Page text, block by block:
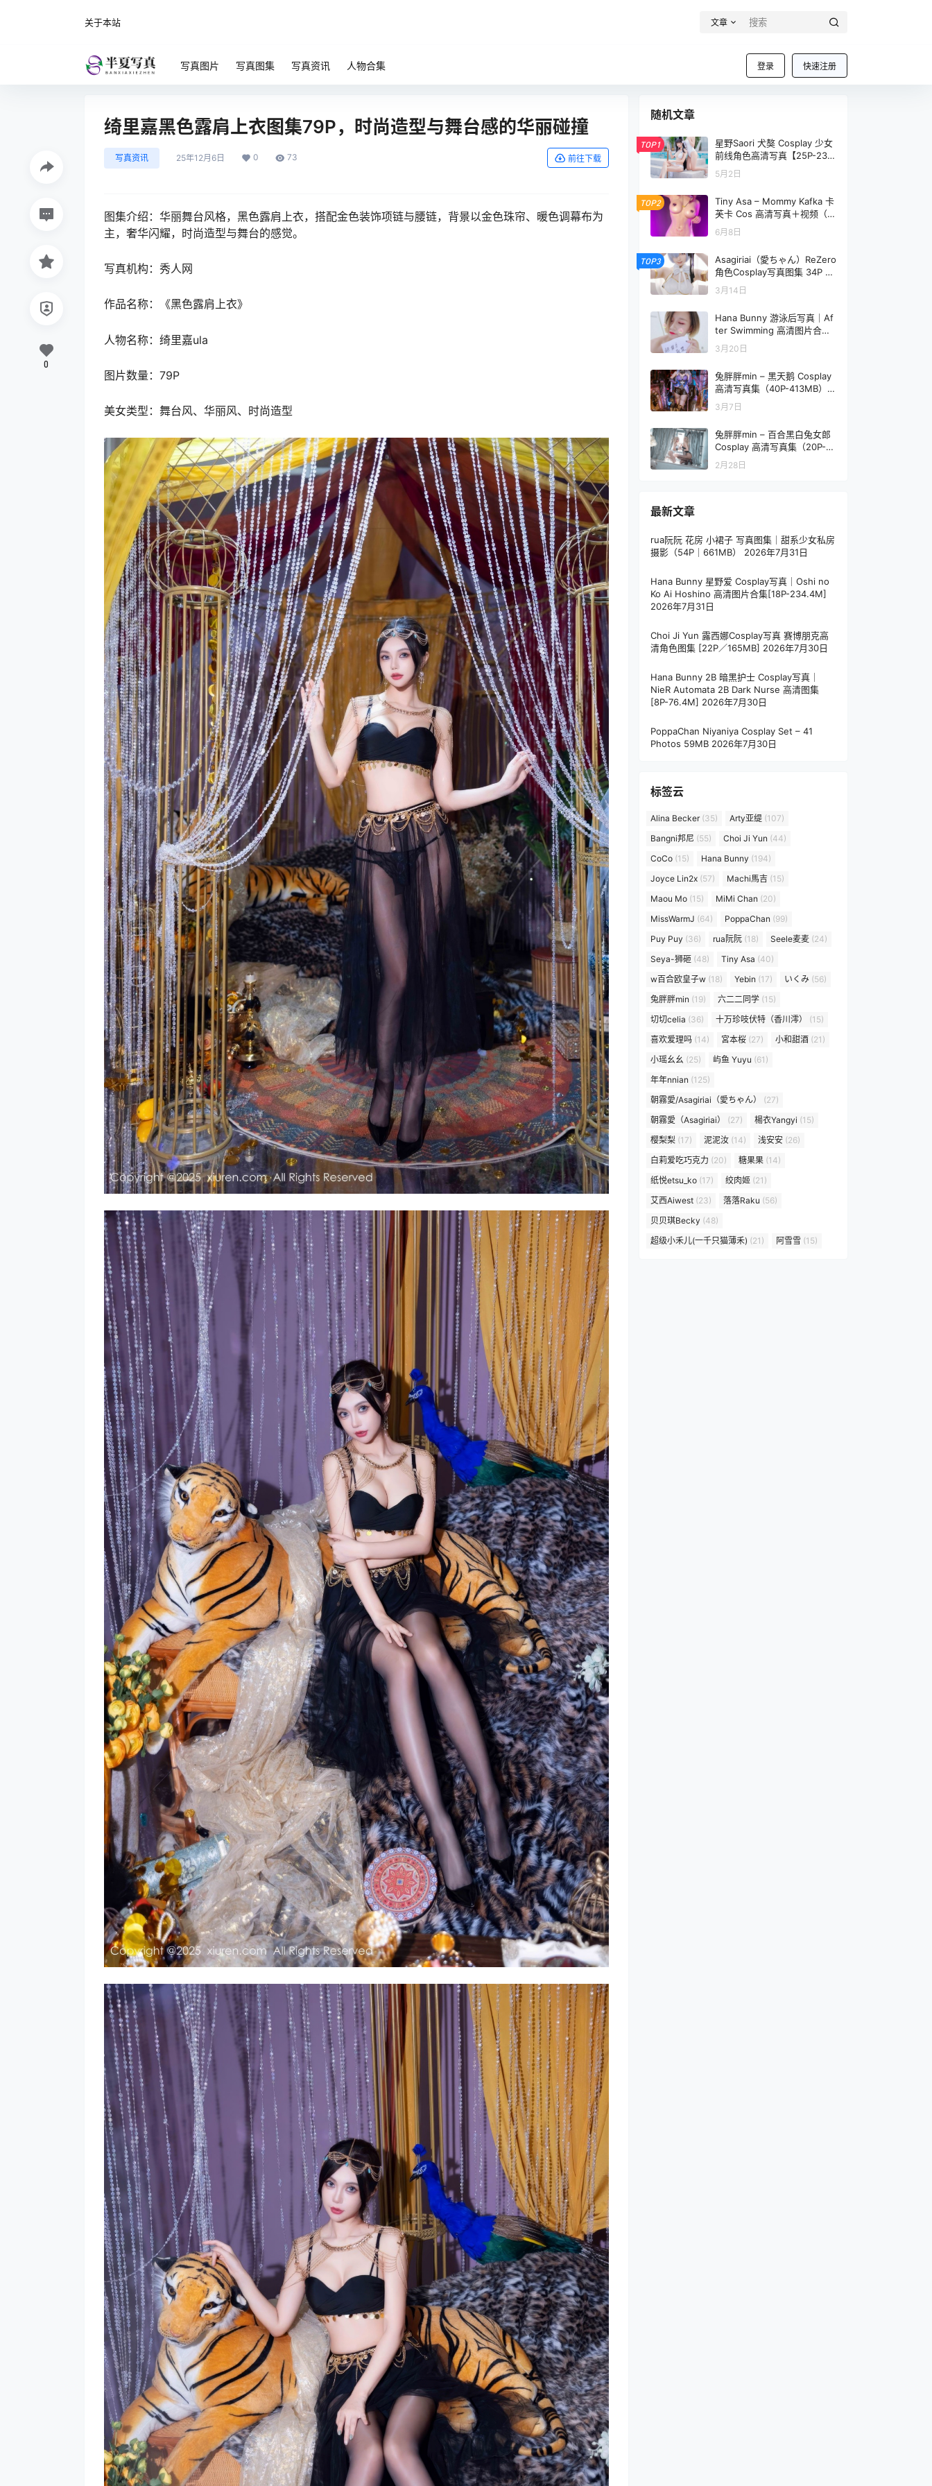
关于本站 文章
登录 快速注册
写真图片 写真图集 写真资讯 人物合集
绮里嘉黑色露肩上衣图集79P，时尚造型与舞台感的华丽碰撞
写真资讯 25年12月6日 0 73 前往下载
图集介绍：‌华丽舞台风格‌，黑色露肩上衣‌，搭配‌金色装饰项链与腰链‌，背景以金色珠帘、暖色调幕布‌为
主，奢华闪耀‌，时尚造型与舞台的感觉。
写真机构：秀人网
作品名称：《黑色露肩上衣》
人物名称：绮里嘉ula
图片数量：79P
美女类型：舞台风、华丽风、时尚造型
0
随机文章
TOP1
星野Saori 犬獒 Cosplay 少女
前线角色高清写真【25P-23
M】
5月2日
TOP2
Tiny Asa – Mommy Kafka 卡
芙卡 Cos 高清写真＋视频（3
1P8V-442MB）
6月8日
TOP3
Asagiriai（愛ちゃん）ReZero
角色Cosplay写真图集 34P 高
清美图合集 (285.5M)
3月14日
Hana Bunny 游泳后写真｜Af
ter Swimming 高清图片合集
[9P-33.9M]
3月20日
兔胖胖min – 黑天鹅 Cosplay
高清写真集（40P-413MB）角
色主题
3月7日
兔胖胖min – 百合黑白兔女郎
Cosplay 高清写真集（20P-15
5.3MB）双人主题
2月28日
最新文章
rua阮阮 花房 小裙子 写真图集｜甜系少女私房
摄影（54P｜661MB）
2026年7月31日
Hana Bunny 星野爱 Cosplay写真｜Oshi no
Ko Ai Hoshino 高清图片合集[18P-234.4M]
2026年7月31日
Choi Ji Yun 露西娜Cosplay写真 赛博朋克高
清角色图集 [22P／165MB] 2026年7月30日
Hana Bunny 2B 暗黑护士 Cosplay写真｜
NieR Automata 2B Dark Nurse 高清图集
[8P-76.4M] 2026年7月30日
PoppaChan Niyaniya Cosplay Set – 41
Photos 59MB 2026年7月30日
标签云
Alina Becker(35) Arty亚缇 (107)
Bangni邦尼 (55) Choi Ji Yun (44)
CoCo (15) Hana Bunny (194)
Joyce Lin2x (57) Machi馬吉 (15)
Maou Mo (15) MiMi Chan (20)
MissWarmJ (64) PoppaChan (99)
Puy Puy (36) rua阮阮 (18) Seele麦麦 (24)
Seya-狮砸 (48) Tiny Asa (40)
w百合欧皇子w (18) Yebin (17) いくみ (56)
兔胖胖min (19) 六二二同学 (15)
切切celia (36) 十万珍吱伏特（香川澪）
(15)
喜欢爱理吗 (14) 宮本桜 (27) 小和甜酒 (21)
小瑶幺幺 (25) 屿鱼 Yuyu (61)
年年nnian (125)
朝霧愛/Asagiriai（愛ちゃん）
(27)
朝霧愛（Asagiriai）
(27) 楊衣Yangyi (15)
樱梨梨 (17) 泥泥汝 (14) 浅安安 (26)
白莉爱吃巧克力 (20) 糖果果 (14)
纸悦etsu_ko (17) 绞肉姬 (21)
艾西Aiwest (23) 落落Raku (56)
贝贝琪Becky (48)
超级小禾儿(一千只猫薄禾) (21) 阿雪雪 (15)